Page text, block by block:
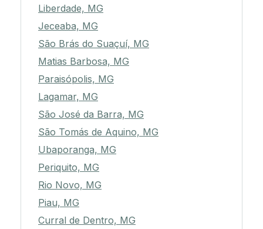
Liberdade, MG
Jeceaba, MG
São Brás do Suaçuí, MG
Matias Barbosa, MG
Paraisópolis, MG
Lagamar, MG
São José da Barra, MG
São Tomás de Aquino, MG
Ubaporanga, MG
Periquito, MG
Rio Novo, MG
Piau, MG
Curral de Dentro, MG